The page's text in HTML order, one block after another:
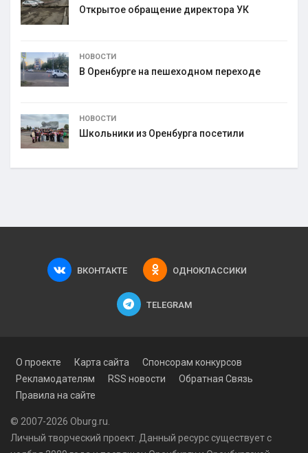
Открытое обращение директора УК
НОВОСТИ
В Оренбурге на пешеходном переходе
НОВОСТИ
Школьники из Оренбурга посетили
ВКОНТАКТЕ ОДНОКЛАССИКИ
TELEGRAM
О проекте Карта сайта
Спонсорам конкурсов
Рекламодателям
RSS новости
Обратная Связь
Правила на сайте
© 2007-2026 Oburg.ru.
Личный творческий проект. Данный ресурс существует с